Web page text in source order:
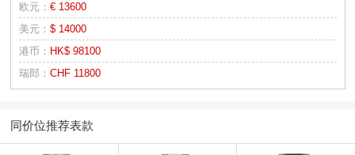
欧元： € 13600
美元： $ 14000
港币： HK$ 98100
瑞郎： CHF 11800
同价位推荐表款